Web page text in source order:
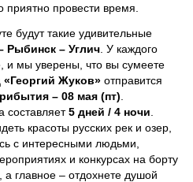
приятно провести время.
будут такие удивительные
Рыбинск – Углич . У каждого
и мы уверены, что вы сумеете
«Георгий Жуков» отправится
– 08 мая (пт)
составляет5 дней / 4 ночи
красоты русских рек и озер,
с интересными людьми,
и конкурсах на борту
главное – отдохнете душой